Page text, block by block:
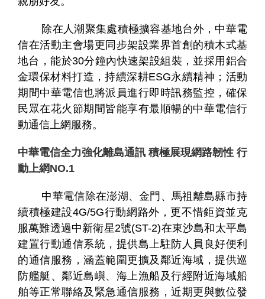
個
人
家
庭
企
業
國
際
科
技
研
發
關
於
我
們
產品
除在人潮聚集處積極擴容基地台外，中華電
信在活動主會場更同步架設業界首創的積木式基
地台，能於30分鐘內快速架設組裝，並採用鋁合
金環保材料打造，持續深耕ESG永續精神；活動
期間中華電信也將派員進行即時訊務監控，確保
民眾在花火節期間皆能享有最順暢的中華電信行
動通信上網服務。
中華電信全力強化離島通訊 積極展現網路韌性 行
動上網NO.1
中華電信除在澎湖、金門、馬祖離島縣市持
續積極建設4G/5G行動網路外，更不惜鉅資並克
服萬難透過中新衛星2號(ST-2)在東沙島和太平島
建置行動通信系統，提供島上駐防人員良好便利
的通信服務，涵蓋範圍更擴及鄰近海域，提供巡
防艦艇、鄰近島嶼、海上漁船及行經附近海域船
舶等正常聯絡及緊急通信服務，近期更與數位發